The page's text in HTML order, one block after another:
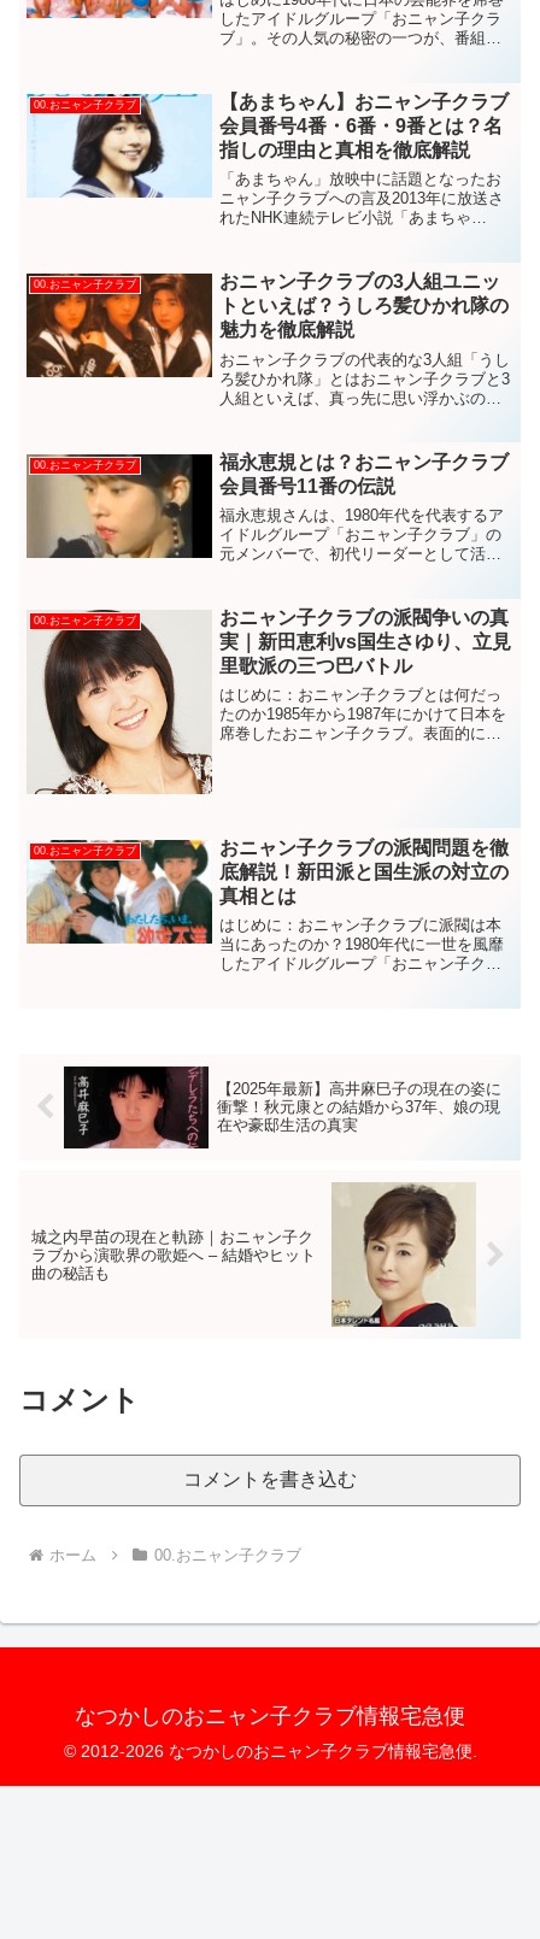
したアイドルグループ「おニャン子クラ
ブ」。その人気の秘密の一つが、番組内
年にわたって「オーディションはやらせ
だったのではないか？...
00.おニャン子クラブ
【あまちゃん】おニャン子クラブ
会員番号4番・6番・9番とは？名
指しの理由と真相を徹底解説
「あまちゃん」放映中に話題となったお
ニャン子クラブへの言及2013年に放送さ
れたNHK連続テレビ小説「あまちゃ
名指しで言及されたことが話題となりま
した。対象となったのは...
00.おニャン子クラブ
おニャン子クラブの3人組ユニッ
トといえば？うしろ髪ひかれ隊の
魅力を徹底解説
おニャン子クラブの代表的な3人組「うし
ろ髪ひかれ隊」とはおニャン子クラブと3
人組といえば、真っ先に思い浮かぶのが
晃子、斉藤満喜子の3人で構成され、80年
代アイドル黄...
00.おニャン子クラブ
福永恵規とは？おニャン子クラブ
会員番号11番の伝説
福永恵規さんは、1980年代を代表するア
イドルグループ「おニャン子クラブ」の
元メンバーで、初代リーダーとして活躍
な役割を担い、多くのファンに愛されま
した。プロフィール...
00.おニャン子クラブ
おニャン子クラブの派閥争いの真
実｜新田恵利vs国生さゆり、立見
里歌派の三つ巴バトル
はじめに：おニャン子クラブとは何だっ
たのか1985年から1987年にかけて日本を
席巻したおニャン子クラブ。表面的には
00.おニャン子クラブ
おニャン子クラブの派閥問題を徹
底解説！新田派と国生派の対立の
真相とは
はじめに：おニャン子クラブに派閥は本
当にあったのか？1980年代に一世を風靡
したアイドルグループ「おニャン子クラ
【2025年最新】高井麻巳子の現在の姿に
衝撃！秋元康との結婚から37年、娘の現
在や豪邸生活の真実
城之内早苗の現在と軌跡｜おニャン子ク
ラブから演歌界の歌姫へ – 結婚やヒット
曲の秘話も
コメント
コメントを書き込む
ホーム 00.おニャン子クラブ
なつかしのおニャン子クラブ情報宅急便
© 2012-2026 なつかしのおニャン子クラブ情報宅急便.